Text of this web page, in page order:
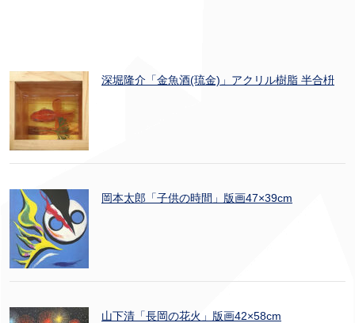
深堀隆介「金魚酒(琉金)」アクリル樹脂 半合枡
岡本太郎「子供の時間」版画47×39cm
山下清「長岡の花火」版画42×58cm